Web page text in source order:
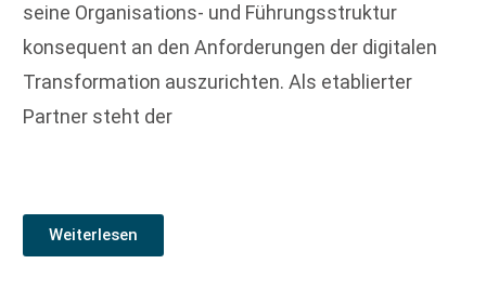
seine Organisations- und Führungsstruktur
konsequent an den Anforderungen der digitalen
Transformation auszurichten. Als etablierter
Partner steht der
Weiterlesen